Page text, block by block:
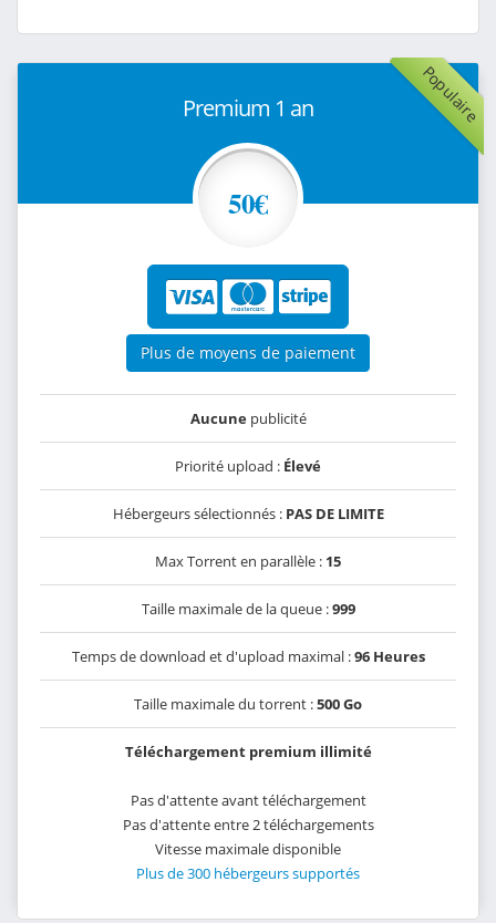
Populaire
Premium 1 an
50€
Plus de moyens de paiement
Aucunepublicité
Priorité upload : Élevé
Hébergeurs sélectionnés : PAS DE LIMITE
Max Torrent en parallèle : 15
Taille maximale de la queue :999
Temps de download et d'upload maximal :96 Heures
Taille maximale du torrent :500 Go
Téléchargement premium illimité
Pas d'attente avant téléchargement
Pas d'attente entre 2 téléchargements
Vitesse maximale disponible
Plus de 300 hébergeurs supportés